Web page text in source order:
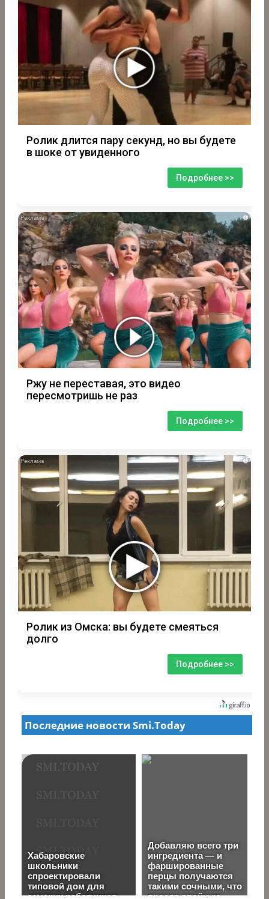
Ролик длится пару секунд, но вы будете
в шоке от увиденного
Подробнее >>
i
Ржу не переставая, это видео
пересмотришь не раз
Подробнее >>
i
Ролик из Омска: вы будете смеяться
долго
Подробнее >>